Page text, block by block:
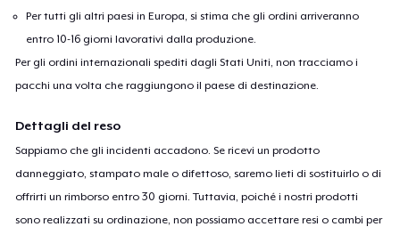
Per tutti gli altri paesi in Europa, si stima che gli ordini arriveranno
entro 10-16 giorni lavorativi dalla produzione.
Per gli ordini internazionali spediti dagli Stati Uniti, non tracciamo i
pacchi una volta che raggiungono il paese di destinazione.
Dettagli del reso
Sappiamo che gli incidenti accadono. Se ricevi un prodotto
danneggiato, stampato male o difettoso, saremo lieti di sostituirlo o di
offrirti un rimborso entro 30 giorni. Tuttavia, poiché i nostri prodotti
sono realizzati su ordinazione, non possiamo accettare resi o cambi per